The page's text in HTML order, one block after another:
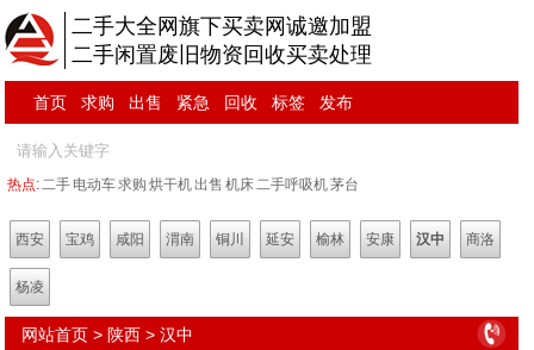
二手大全网旗下买卖网诚邀加盟
二手闲置废旧物资回收买卖处理
首页 求购 出售 紧急 回收 标签 发布
热点:二手 电动车求购 烘干机出售 机床二手呼吸机茅台
西安 宝鸡 咸阳 渭南 铜川 延安 榆林 安康 汉中 商洛
杨凌
网站首页 > 陕西 >汉中